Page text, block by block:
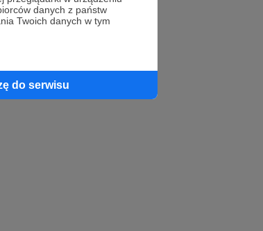
danych z państw
Twoich danych w tym
do serwisu